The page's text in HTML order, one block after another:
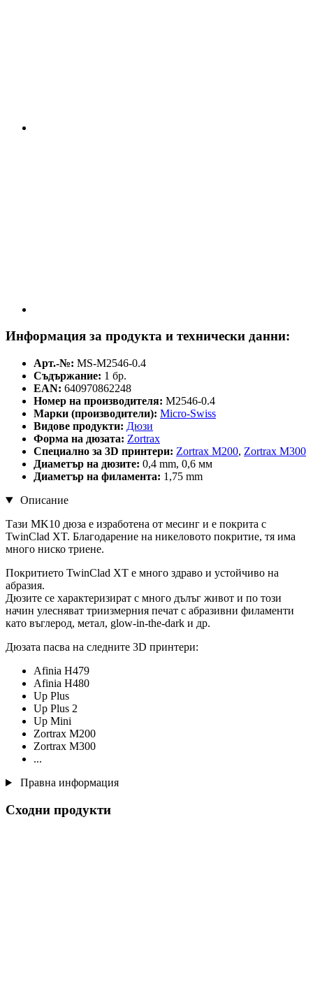
Информация за продукта и технически данни:
Арт.-№: MS-M2546-0.4
Съдържание: 1 бр.
EAN: 640970862248
Номер на производителя: M2546-0.4
Марки (производители): Micro-Swiss
Видове продукти: Дюзи
Форма на дюзата: Zortrax
Специално за 3D принтери: Zortrax M200, Zortrax M300
Диаметър на дюзите: 0,4 mm, 0,6 мм
Диаметър на филамента: 1,75 mm
Описание
Тази MK10 дюза е изработена от месинг и е покрита с
TwinClad XT. Благодарение на никеловото покритие, тя има
много ниско триене.
Покритието TwinClad XT е много здраво и устойчиво на
абразия.
Дюзите се характеризират с много дълъг живот и по този
начин улесняват триизмерния печат с абразивни филаменти
като въглерод, метал, glow-in-the-dark и др.
Дюзата пасва на следните 3D принтери:
Afinia H479
Afinia H480
Up Plus
Up Plus 2
Up Mini
Zortrax M200
Zortrax M300
...
Правна информация
Сходни продукти